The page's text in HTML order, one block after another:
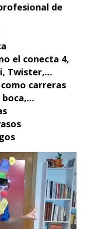
de
el conecta 4,
Twister,…
carreras
boca,…